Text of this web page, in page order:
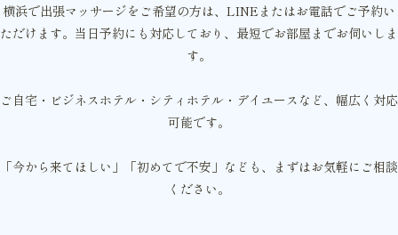
横浜で出張マッサージをご希望の方は、LINEまたはお電話でご予約い
ただけます。当日予約にも対応しており、最短でお部屋までお伺いしま
す。
ご自宅・ビジネスホテル・シティホテル・デイユースなど、幅広く対応
可能です。
「今から来てほしい」「初めてで不安」なども、まずはお気軽にご相談
ください。